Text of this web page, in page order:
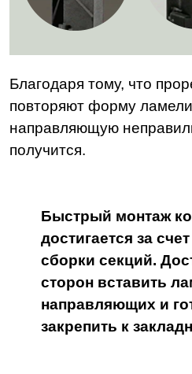
Благодаря тому, что
повторяют форму
направляющую
получится.
Быстрый монтаж
достигается за
сборки секций.
сторон вставить
направляющих и
закрепить к